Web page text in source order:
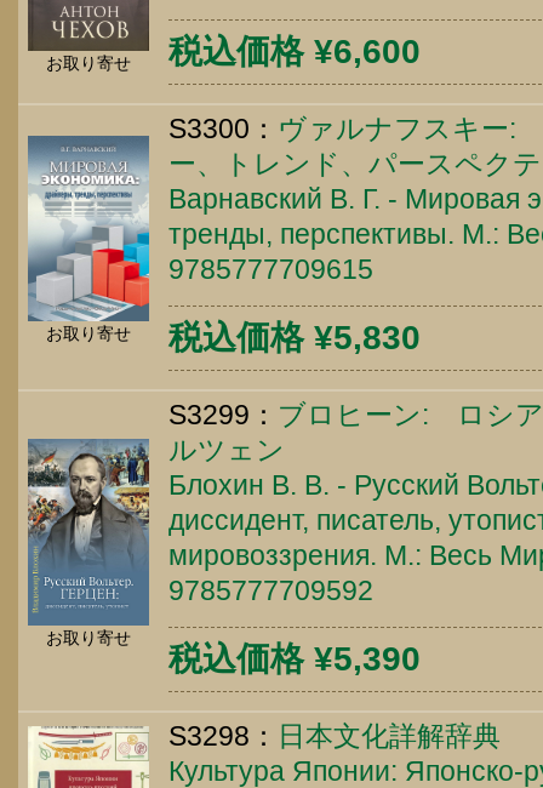
お取り寄せ 税込価格 ¥6,600
お取り寄せ
S3300： ヴァルナフスキー
ー、トレンド、パースペク
Варнавский В. Г. - Мировая
тренды, перспективы. М.:
9785777709615
税込価格 ¥5,830
お取り寄せ
S3299： ブロヒーン: ロシ
ルツェン
Блохин В. В. - Русский
диссидент, писатель,
мировоззрения. М.: Весь
9785777709592
税込価格 ¥5,390
S3298： 日本文化詳解辞典
Культура Японии: Японско-